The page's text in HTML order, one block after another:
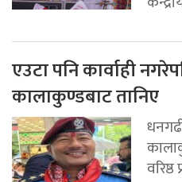
एउटा पनि कार्वाही
कालाकुण्डबाट तानिए
वरिष्ठ